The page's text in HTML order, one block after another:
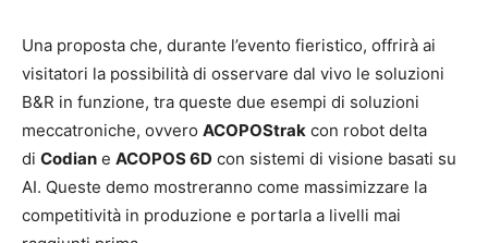
Una proposta che, durante l’evento fieristico, offrirà ai
visitatori la possibilità di osservare dal vivo le soluzioni
B&R in funzione, tra queste due esempi di soluzioni
meccatroniche, ovvero ACOPOStrak con robot delta
di Codian e ACOPOS 6D con sistemi di visione basati su
AI. Queste demo mostreranno come massimizzare la
competitività in produzione e portarla a livelli mai